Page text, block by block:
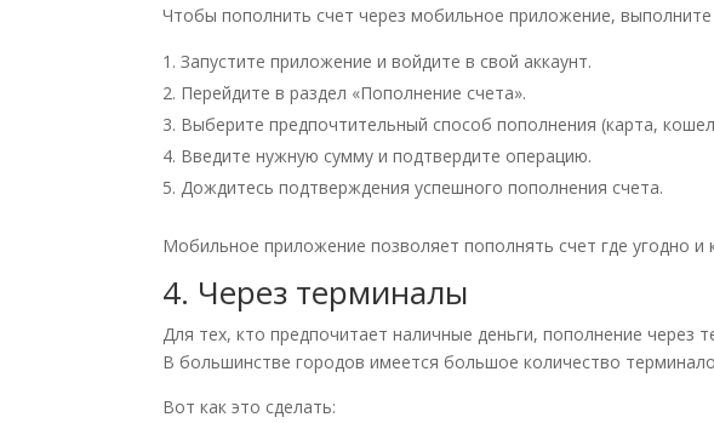
Чтобы пополнить счет через мобильное приложение,
Запустите приложение и войдите в свой аккаунт.
Перейдите в раздел «Пополнение счета».
Выберите предпочтительный способ пополнения (карта,
Введите нужную сумму и подтвердите операцию.
Дождитесь подтверждения успешного пополнения счета.
Мобильное приложение позволяет пополнять счет где угодно и
4. Через терминалы
Для тех, кто предпочитает наличные деньги, пополнение
В большинстве городов имеется большое количество
Вот как это сделать: